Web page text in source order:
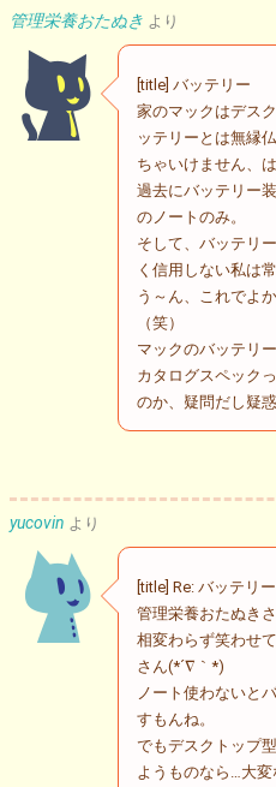
管理栄養おたぬき より
[title] バッテリー
家のマックはデス
ッテリーとは無縁
ちゃいけません、
過去にバッテリー
のノートのみ。
そして、バッテリ
く信用しない私は
う～ん、これでよ
（笑）
マックのバッテリ
カタログスペック
のか、疑問だし疑
yucovin より
[title] Re: バッテリー
管理栄養おたぬき
相変わらず笑わせ
さん(*´∇｀*)
ノート使わないと
すもんね。
でもデスクトップ
ようものなら…大変